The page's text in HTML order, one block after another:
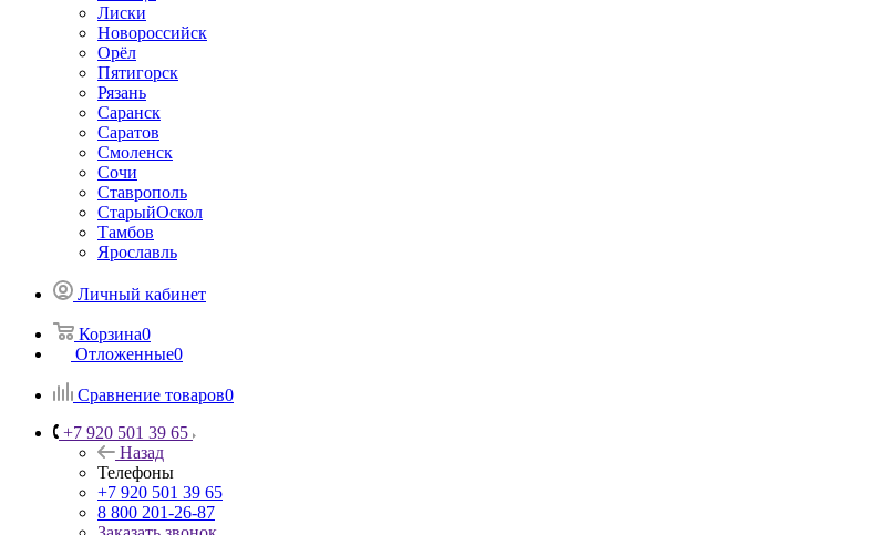
Лиски
Новороссийск
Орёл
Пятигорск
Рязань
Саранск
Саратов
Смоленск
Сочи
Ставрополь
СтарыйОскол
Тамбов
Ярославль
Личный кабинет
Корзина0
Отложенные0
Сравнение товаров0
+7 920 501 39 65
Назад
Телефоны
+7 920 501 39 65
8 800 201-26-87